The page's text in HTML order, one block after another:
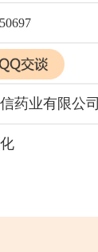
药业有限公司